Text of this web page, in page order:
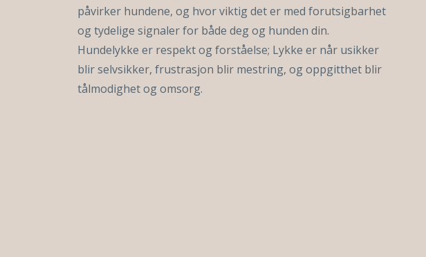
påvirker hundene, og hvor viktig det er med forutsigbarhet
og tydelige signaler for både deg og hunden din.
Hundelykke er respekt og forståelse; Lykke er når usikker
blir selvsikker, frustrasjon blir mestring, og oppgitthet blir
tålmodighet og omsorg.